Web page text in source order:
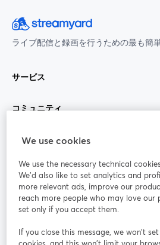
ライブ配信と録画を行うための最も簡
サービス
コミュニティ
StreamYard：
参加する
ライ
ンセ
ミナ
ー
Facebook
新しいタブ
We use cookies
We use the necessary technical
We'd also like to set analytics and
more relevant ads, improve our
reach more people who may love our
set only if you accept them.
If you close this message, we won’t